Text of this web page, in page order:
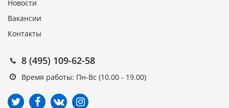
Новости
Вакансии
Контакты
8 (495) 109-62-58
Время работы: Пн-Вс (10.00 - 19.00)